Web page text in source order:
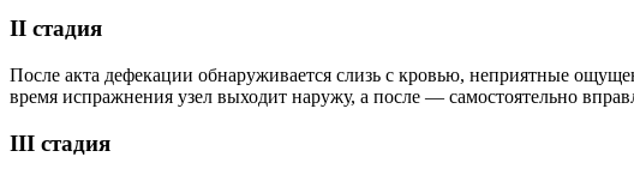
II стадия
После акта дефекации обнаруживается слизь с кровью, неприятные
время испражнения узел выходит наружу, а после — самостоятельно
III стадия